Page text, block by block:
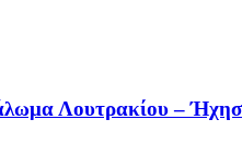
Λουτρακίου –